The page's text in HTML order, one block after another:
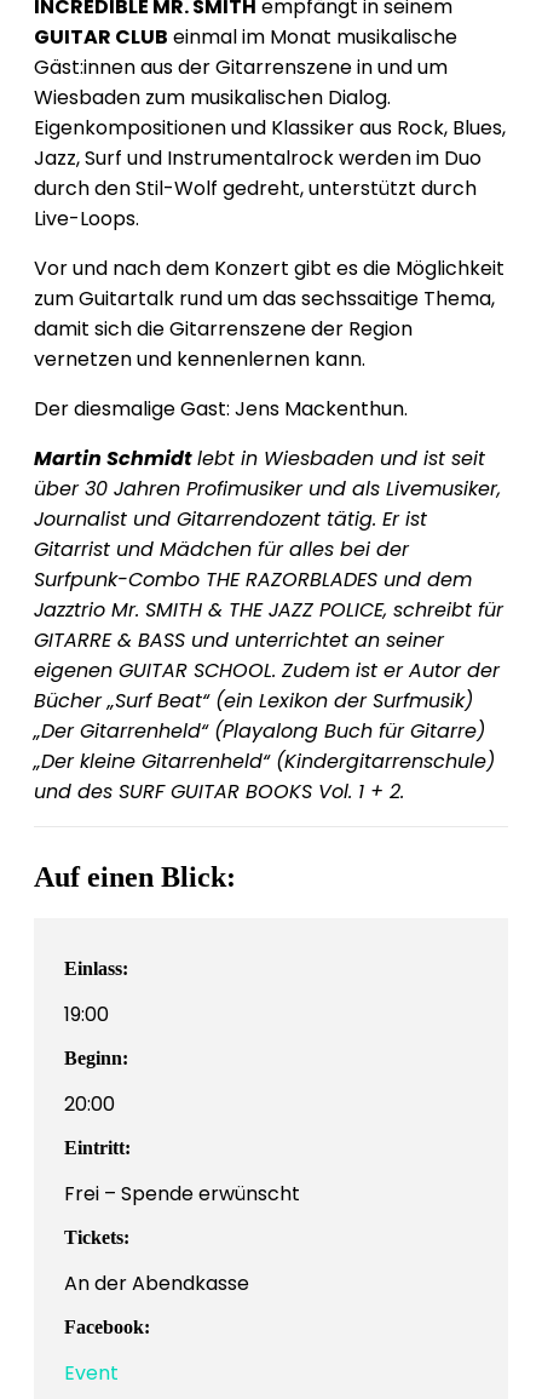
INCREDIBLE MR. SMITH empfängt in seinem
GUITAR CLUB einmal im Monat musikalische
Gäst:innen aus der Gitarrenszene in und um
Wiesbaden zum musikalischen Dialog.
Eigenkompositionen und Klassiker aus Rock, Blues,
Jazz, Surf und Instrumentalrock werden im Duo
durch den Stil-Wolf gedreht, unterstützt durch
Live-Loops.
Vor und nach dem Konzert gibt es die Möglichkeit
zum Guitartalk rund um das sechssaitige Thema,
damit sich die Gitarrenszene der Region
vernetzen und kennenlernen kann.
Der diesmalige Gast: Jens Mackenthun.
Martin Schmidtlebt in Wiesbaden und ist seit
über 30 Jahren Profimusiker und als Livemusiker,
Journalist und Gitarrendozent tätig. Er ist
Gitarrist und Mädchen für alles bei der
Surfpunk-Combo THE RAZORBLADES und dem
Jazztrio Mr. SMITH & THE JAZZ POLICE, schreibt für
GITARRE & BASS und unterrichtet an seiner
eigenen GUITAR SCHOOL. Zudem ist er Autor der
Bücher „Surf Beat“ (ein Lexikon der Surfmusik)
„Der Gitarrenheld“ (Playalong Buch für Gitarre)
„Der kleine Gitarrenheld“ (Kindergitarrenschule)
und des SURF GUITAR BOOKS Vol. 1 + 2.
Auf einen Blick:
Einlass:
19:00
Beginn:
20:00
Eintritt:
Frei – Spende erwünscht
Tickets:
An der Abendkasse
Facebook:
Event